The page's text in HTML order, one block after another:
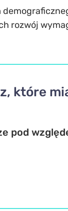
rozwój
które
pod